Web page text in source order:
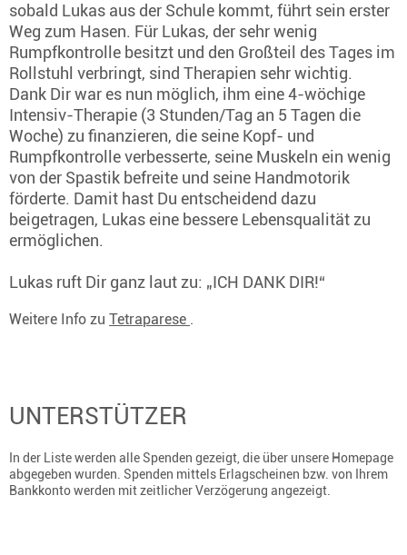
sobald Lukas aus der Schule kommt, führt sein erster
Weg zum Hasen. Für Lukas, der sehr wenig
Rumpfkontrolle besitzt und den Großteil des Tages im
Rollstuhl verbringt, sind Therapien sehr wichtig.
Dank Dir war es nun möglich, ihm eine 4-wöchige
Intensiv-Therapie (3 Stunden/Tag an 5 Tagen die
Woche) zu finanzieren, die seine Kopf- und
Rumpfkontrolle verbesserte, seine Muskeln ein wenig
von der Spastik befreite und seine Handmotorik
förderte. Damit hast Du entscheidend dazu
beigetragen, Lukas eine bessere Lebensqualität zu
ermöglichen.
Lukas ruft Dir ganz laut zu: „ICH DANK DIR!“
Weitere Info zu Tetraparese .
UNTERSTÜTZER
In der Liste werden alle Spenden gezeigt, die über unsere Homepage
abgegeben wurden. Spenden mittels Erlagscheinen bzw. von Ihrem
Bankkonto werden mit zeitlicher Verzögerung angezeigt.